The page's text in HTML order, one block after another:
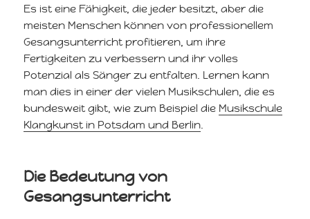
Es ist eine Fähigkeit, die jeder besitzt, aber die
meisten Menschen können von professionellem
Gesangsunterricht profitieren, um ihre
Fertigkeiten zu verbessern und ihr volles
Potenzial als Sänger zu entfalten. Lernen kann
man dies in einer der vielen Musikschulen, die es
bundesweit gibt, wie zum Beispiel die Musikschule
Klangkunst in Potsdam und Berlin.
Die Bedeutung von
Gesangsunterricht